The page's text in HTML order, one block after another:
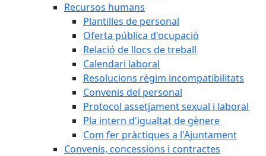
Recursos humans
Plantilles de personal
Oferta pública d'ocupació
Relació de llocs de treball
Calendari laboral
Resolucions règim incompatibilitats
Convenis del personal
Protocol assetjament sexual i laboral
Pla intern d'igualtat de gènere
Com fer pràctiques a l'Ajuntament
Convenis, concessions i contractes